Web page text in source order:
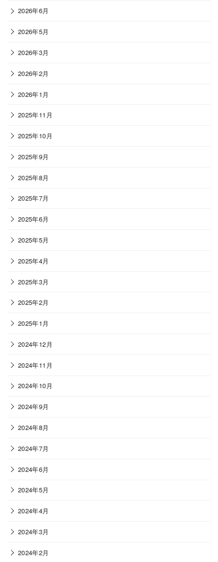
2026年6月
2026年5月
2026年3月
2026年2月
2026年1月
2025年11月
2025年10月
2025年9月
2025年8月
2025年7月
2025年6月
2025年5月
2025年4月
2025年3月
2025年2月
2025年1月
2024年12月
2024年11月
2024年10月
2024年9月
2024年8月
2024年7月
2024年6月
2024年5月
2024年4月
2024年3月
2024年2月